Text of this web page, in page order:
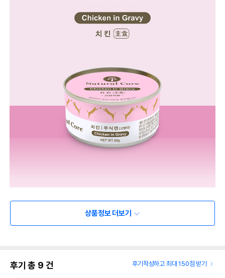
상품정보 더보기
후기 총 9 건 후기작성하고 최대 150점 받기